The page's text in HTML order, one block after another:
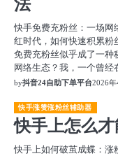
法
快手免费充粉丝：一场网
红时代，如何快速积累粉
免费充粉丝似乎成了一种
网络生态？我，一个曾经
by抖音24自助下单平台2026年
快手涨赞涨粉丝辅助器
快手上怎么
快手上如何破茧成蝶：涨